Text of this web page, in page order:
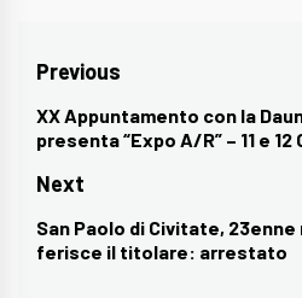
Navigazione
articoli
Previous
Previous
post:
XX Appuntamento con la
presenta “Expo A/R” – 11 e
Next
Next
post:
San Paolo di Civitate,
ferisce il titolare: arrestato